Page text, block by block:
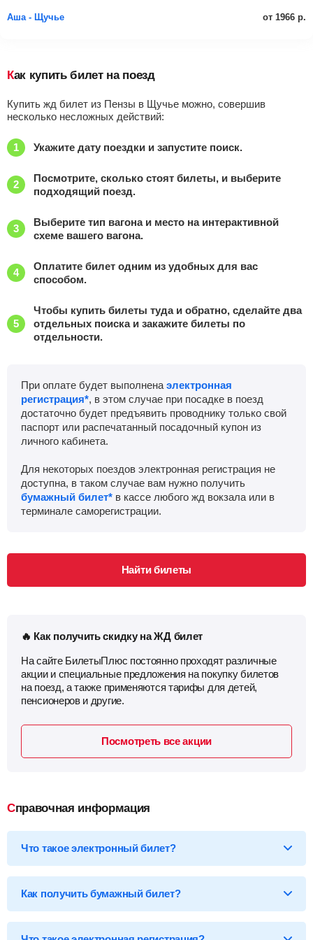
Аша - Щучье от 1966 р.
Как купить билет на поезд
Купить жд билет из Пензы в Щучье можно, совершив
несколько несложных действий:
Укажите дату поездки и запустите поиск.
Посмотрите, сколько стоят билеты, и выберите
подходящий поезд.
Выберите тип вагона и место на интерактивной
схеме вашего вагона.
Оплатите билет одним из удобных для вас
способом.
Чтобы купить билеты туда и обратно, сделайте два
отдельных поиска и закажите билеты по
отдельности.
При оплате будет выполнена электронная
регистрация*, в этом случае при посадке в поезд
достаточно будет предъявить проводнику только свой
паспорт или распечатанный посадочный купон из
личного кабинета.
Для некоторых поездов электронная регистрация не
доступна, в таком случае вам нужно получить
бумажный билет* в кассе любого жд вокзала или в
терминале саморегистрации.
Найти билеты
🔥 Как получить скидку на ЖД билет
На сайте БилетыПлюс постоянно проходят различные
акции и специальные предложения на покупку билетов
на поезд, а также применяются тарифы для детей,
пенсионеров и другие.
Посмотреть все акции
Справочная информация
Что такое электронный билет?
котором указаны детали вашей поездки, а также данные о
пассажире.
Как получить бумажный билет?